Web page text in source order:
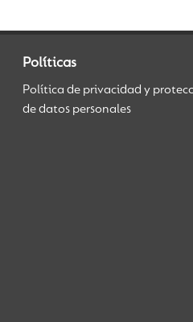
Políticas
Política de privacidad y
de datos personales